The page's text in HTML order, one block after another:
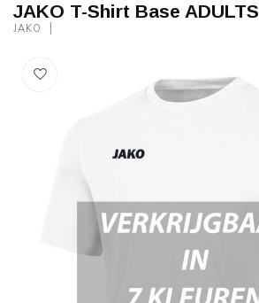
JAKO T-Shirt Base ADULTS
JAKO